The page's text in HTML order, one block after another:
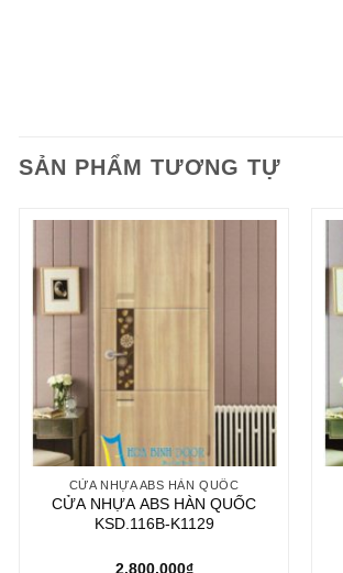
SẢN PHẨM TƯƠNG TỰ
CỬA NHỰA ABS HÀN QUỐC
CỬA NHỰA ABS HÀN QUỐC
KSD.116B-K1129
2.800.000₫